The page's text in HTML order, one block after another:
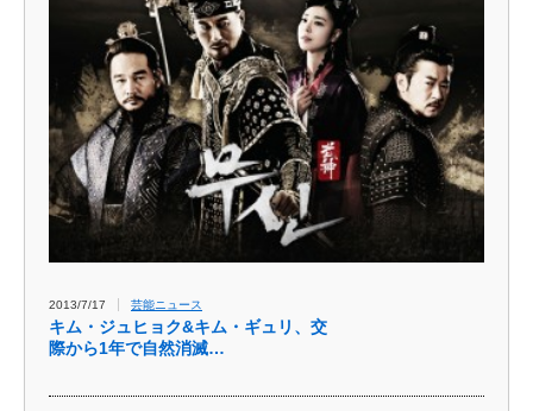
2013/7/17 芸能ニュース
キム・ジュヒョク&キム・ギュリ、交
際から1年で自然消滅…